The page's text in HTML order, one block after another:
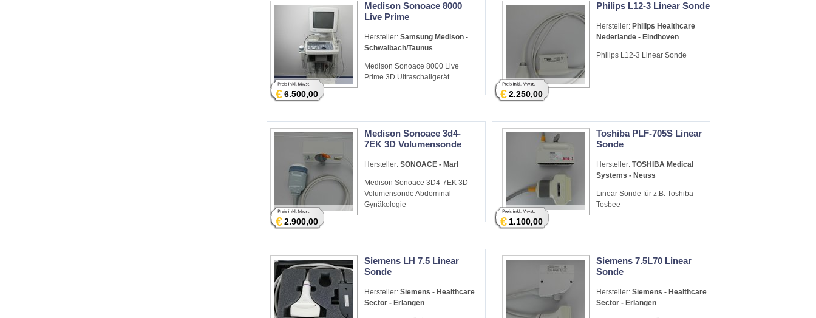
Medison Sonoace 8000
Live Prime
Hersteller: Samsung Medison -
Schwalbach/Taunus
Medison Sonoace 8000 Live
Prime 3D Ultraschallgerät
€6.500,00
Philips L12-3 Linear Sonde
Hersteller: Philips Healthcare
Nederlande - Eindhoven
Philips L12-3 Linear Sonde
€2.250,00
Medison Sonoace 3d4-
7EK 3D Volumensonde
Hersteller: SONOACE - Marl
Medison Sonoace 3D4-7EK 3D
Volumensonde Abdominal
Gynäkologie
€2.900,00
Toshiba PLF-705S Linear
Sonde
Hersteller: TOSHIBA Medical
Systems - Neuss
Linear Sonde für z.B. Toshiba
Tosbee
€1.100,00
Siemens LH 7.5 Linear
Sonde
Hersteller: Siemens - Healthcare
Sector - Erlangen
Siemens 7.5L70 Linear
Sonde
Hersteller: Siemens - Healthcare
Sector - Erlangen